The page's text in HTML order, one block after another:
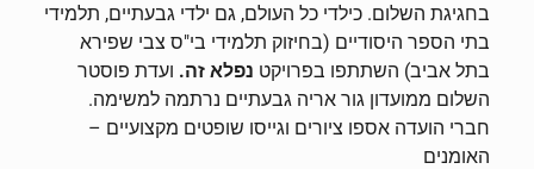
בחגיגת השלום. כילדי כל העולם, גם ילדי גבעתיים, תלמידי
בתי הספר היסודיים (בחיזוק תלמידי בי"ס צבי שפירא
בתל אביב) השתתפו בפרויקט נפלא זה. ועדת פוסטר
השלום ממועדון גור אריה גבעתיים נרתמה למשימה.
חברי הועדה אספו ציורים וגייסו שופטים מקצועיים –
האומנים